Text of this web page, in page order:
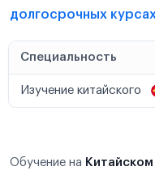
долгосрочных
Специальность
Изучение китайского
Обучение на Китайском